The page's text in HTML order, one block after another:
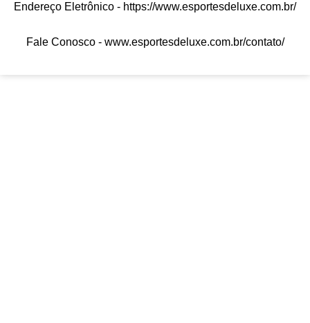
Endereço Eletrônico - https://www.esportesdeluxe.com.br/
Fale Conosco - www.esportesdeluxe.com.br/contato/